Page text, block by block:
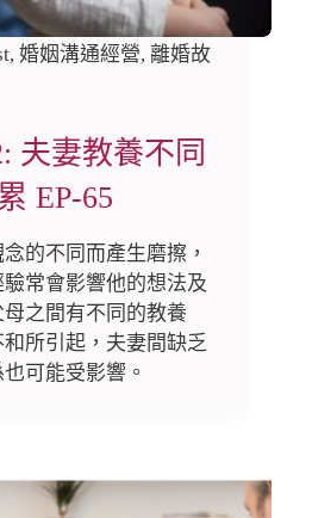
, 婚姻溝通經營, 離婚故
夫妻教養不同
EP-65
的不同而產生磨擦，
常會影響他的想法及
之間有不同的教養
所引起，夫妻間缺乏
可能受影響。